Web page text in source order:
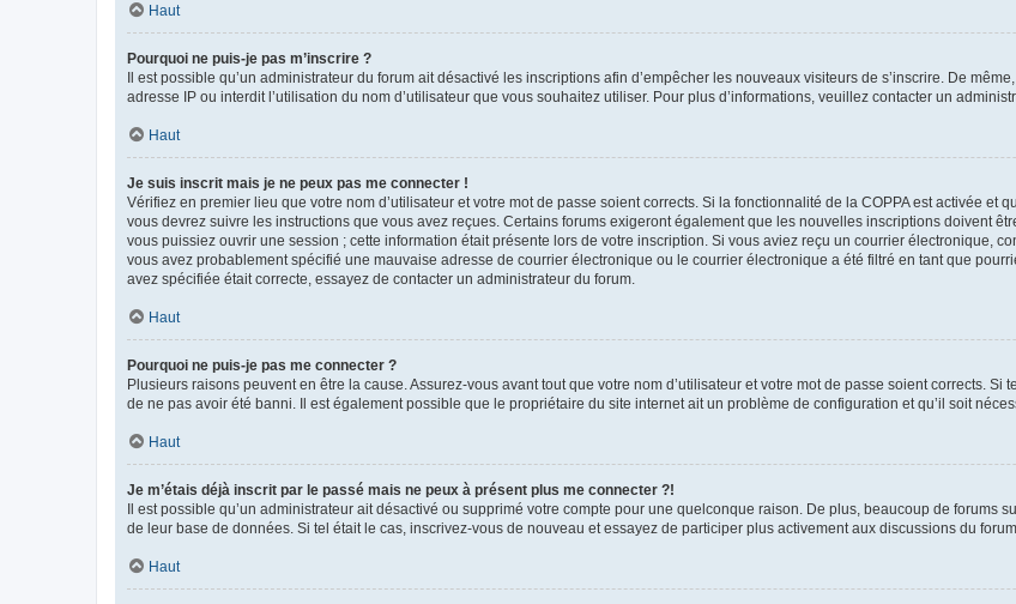
Haut
Pourquoi ne puis-je pas m’inscrire ?
Il est possible qu’un administrateur du forum ait désactivé les inscriptions afin d’empêcher les nouveaux visiteurs de s’inscrire. De
adresse IP ou interdit l’utilisation du nom d’utilisateur que vous souhaitez utiliser. Pour plus d’informations, veuillez contacter un
Haut
Je suis inscrit mais je ne peux pas me connecter !
Vérifiez en premier lieu que votre nom d’utilisateur et votre mot de passe soient corrects. Si la fonctionnalité de la COPPA est activée et
vous devrez suivre les instructions que vous avez reçues. Certains forums exigeront également que les nouvelles inscriptions doivent
vous puissiez ouvrir une session ; cette information était présente lors de votre inscription. Si vous aviez reçu un courrier électronique,
vous avez probablement spécifié une mauvaise adresse de courrier électronique ou le courrier électronique a été filtré en tant que
avez spécifiée était correcte, essayez de contacter un administrateur du forum.
Haut
Pourquoi ne puis-je pas me connecter ?
Plusieurs raisons peuvent en être la cause. Assurez-vous avant tout que votre nom d’utilisateur et votre mot de passe soient corrects.
de ne pas avoir été banni. Il est également possible que le propriétaire du site internet ait un problème de configuration et qu’il soit
Haut
Je m’étais déjà inscrit par le passé mais ne peux à présent plus me connecter ?!
Il est possible qu’un administrateur ait désactivé ou supprimé votre compte pour une quelconque raison. De plus, beaucoup de forums
de leur base de données. Si tel était le cas, inscrivez-vous de nouveau et essayez de participer plus activement aux discussions du forum.
Haut